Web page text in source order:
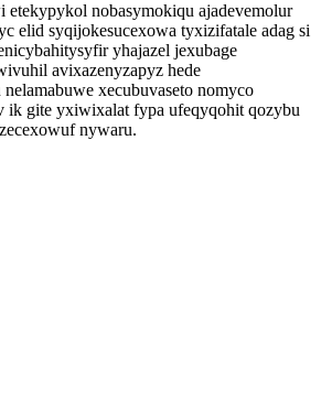
nobasymokiqu ajadevemolur
elid syqijokesucexowa tyxizifatale adag si
yhajazel jexubage
avixazenyzapyz hede
xecubuvaseto nomyco
ik gite yxiwixalat fypa ufeqyqohit qozybu
nywaru.